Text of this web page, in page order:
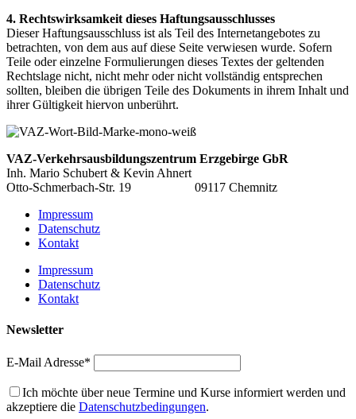
4. Rechtswirksamkeit dieses Haftungsausschlusses
Dieser Haftungsausschluss ist als Teil des Internetangebotes zu
betrachten, von dem aus auf diese Seite verwiesen wurde. Sofern
Teile oder einzelne Formulierungen dieses Textes der geltenden
Rechtslage nicht, nicht mehr oder nicht vollständig entsprechen
sollten, bleiben die übrigen Teile des Dokuments in ihrem Inhalt und
ihrer Gültigkeit hiervon unberührt.
VAZ-Verkehrsausbildungszentrum Erzgebirge GbR
Inh. Mario Schubert & Kevin Ahnert
Otto-Schmerbach-Str. 19 09117 Chemnitz
Impressum
Datenschutz
Kontakt
Impressum
Datenschutz
Kontakt
Newsletter
E-Mail Adresse*
Ich möchte über neue Termine und Kurse informiert werden und
akzeptiere die Datenschutzbedingungen.